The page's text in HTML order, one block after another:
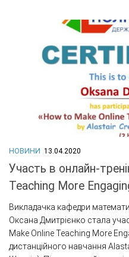
НОВИНИ 13.04.2020
Участь в онлайн-
Teaching More
Викладачка кафедри
Оксана Дмитрієнко стала
Make Online Teaching More
дистанційного навчання